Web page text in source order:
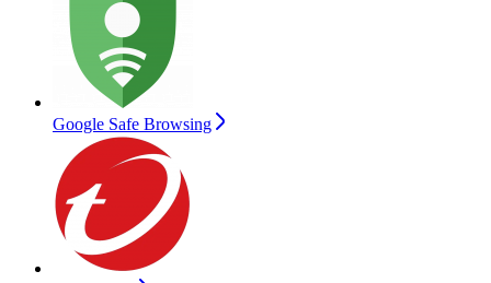
Google Safe Browsing